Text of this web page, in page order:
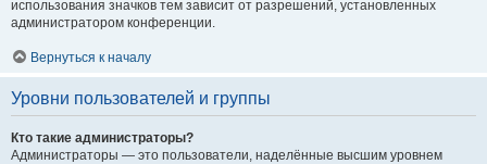
использования значков тем зависит от разрешений, установленных
администратором конференции.
Вернуться к началу
Уровни пользователей и группы
Кто такие администраторы?
Администраторы — это пользователи, наделённые высшим уровнем